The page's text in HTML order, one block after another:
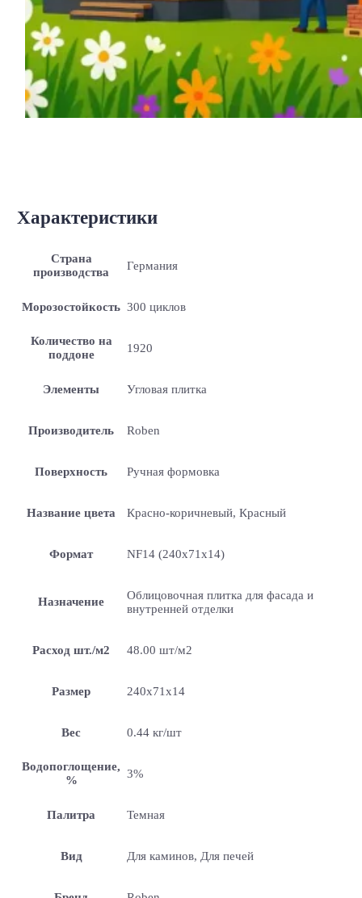
Характеристики
Страна
производства
Германия
Морозостойкость 300 циклов
Количество на
поддоне
1920
Элементы Угловая плитка
Производитель Roben
Поверхность Ручная формовка
Название цвета Красно-коричневый, Красный
Формат NF14 (240x71x14)
Назначение
Облицовочная плитка для фасада и
внутренней отделки
Расход шт./м2 48.00 шт/м2
Размер 240x71x14
Вес 0.44 кг/шт
Водопоглощение,
%
3%
Палитра Темная
Вид Для каминов, Для печей